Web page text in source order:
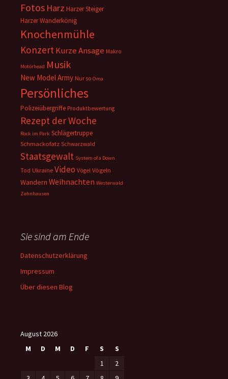
Fotos Harz Harzer Steiger
Harzer Wanderkönig
Knochenmühle
KonzertKurze Ansage Makro
Motörhead Musik
New Model Army Nur so Oma
Persönliches
Polizeiübergriffe Produktbewertung
Rezept der Woche
Rock im Park Schlägertruppe
Schmackofatz Schwarzwald
Staatsgewalt System of a Down
Tod Ukraine Video Vögel Vögeln
Wandern Weihnachten Westerwald
Zehnhausen
Sie sind am Ende
Datenschutzerklärung
Impressum
Über diesen Blog
August 2026
M
D M D F S
S
1
2